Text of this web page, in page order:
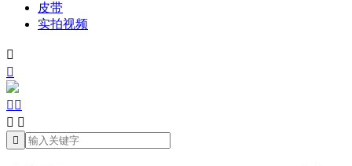
皮带
实拍视频


 
 
